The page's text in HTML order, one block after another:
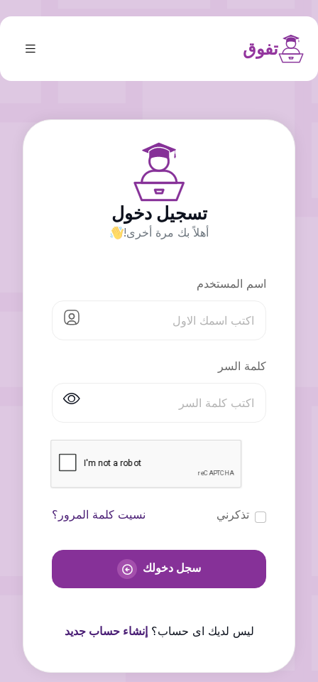
تفوق
تسجيل دخول
أهلاً بك مرة أخرى!
اسم المستخدم
كلمة السر
تذكرني نسيت كلمة المرور؟
سجل دخولك
ليس لديك اى حساب؟إنشاء حساب جديد